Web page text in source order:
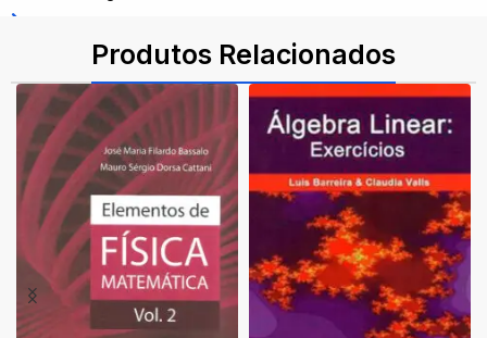
Produtos Relacionados